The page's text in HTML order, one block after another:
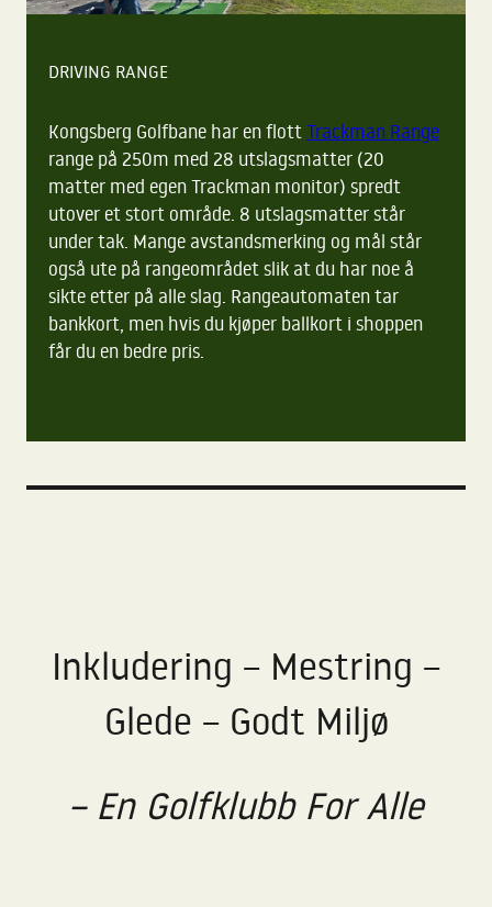
DRIVING RANGE
Kongsberg Golfbane har en flottTrackman Range
range på 250m med 28 utslagsmatter (20
matter med egen Trackman monitor) spredt
utover et stort område. 8 utslagsmatter står
under tak. Mange avstandsmerking og mål står
også ute på rangeområdet slik at du har noe å
sikte etter på alle slag. Rangeautomaten tar
bankkort, men hvis du kjøper ballkort i shoppen
får du en bedre pris.
Inkludering – Mestring –
Glede – Godt Miljø
– En Golfklubb For Alle